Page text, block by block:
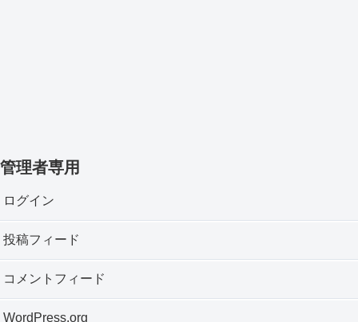
管理者専用
ログイン
投稿フィード
コメントフィード
WordPress.org